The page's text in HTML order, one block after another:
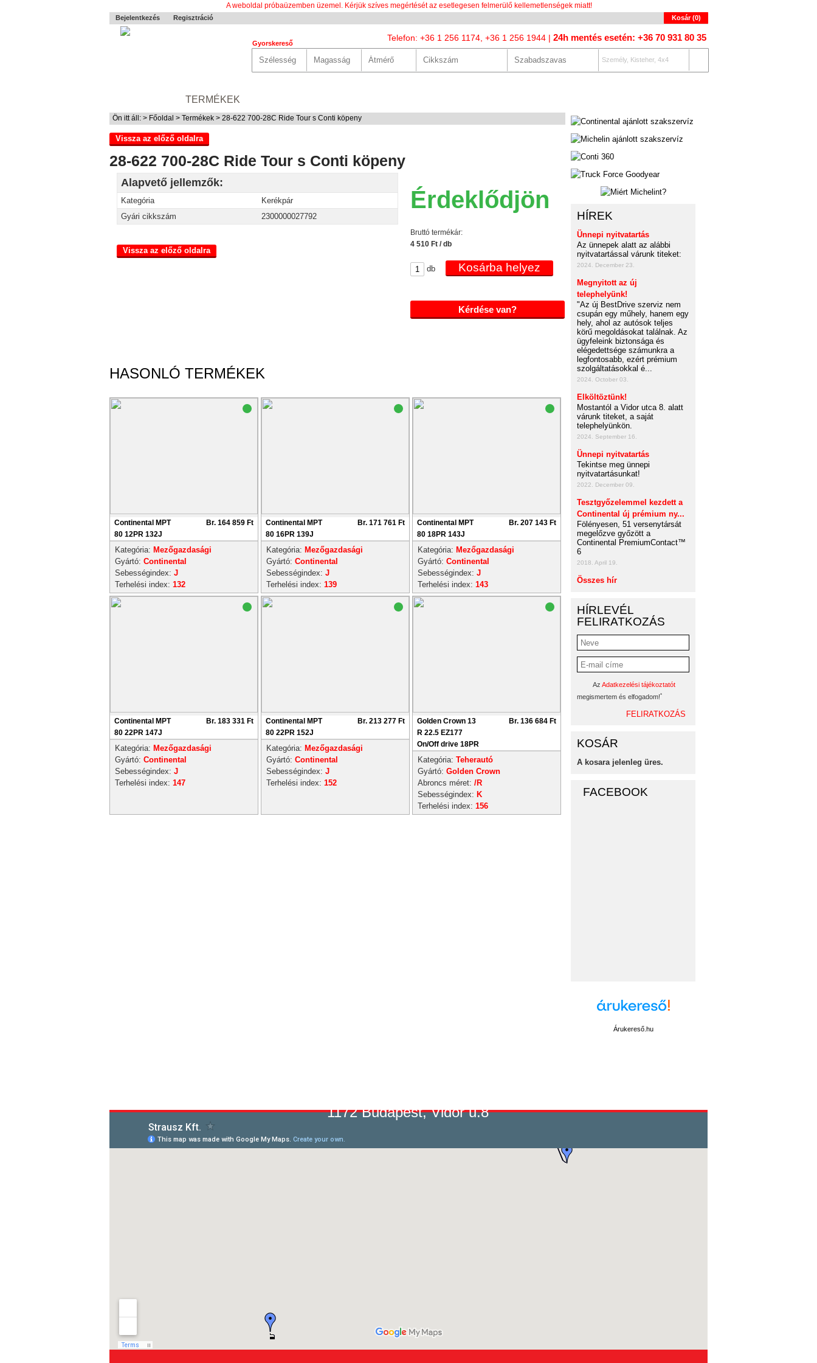
A weboldal próbaüzemben üzemel. Kérjük szíves megértését az esetlegesen felmerülő kellemetlenségek miatt!
Bejelentkezés Regisztráció Kosár (0)
Telefon: +36 1 256 1174, +36 1 256 1944 | 24h mentés esetén: +36 70 931 80 35
Gyorskereső
Személy, Kisteher, 4x4
TERMÉKEK
Ön itt áll: > Főoldal > Termékek > 28-622 700-28C Ride Tour s Conti köpeny
Vissza az előző oldalra
28-622 700-28C Ride Tour s Conti köpeny
Alapvető jellemzők:
Kategória
Kerékpár
Gyári cikkszám
2300000027792
Vissza az előző oldalra
Érdeklődjön
Bruttó termékár:
4 510 Ft / db
db
Kérdése van?
HASONLÓ TERMÉKEK
Continental MPT
80 12PR 132J
Br. 164 859 Ft
Kategória: Mezőgazdasági
Gyártó: Continental
Sebességindex: J
Terhelési index: 132
Continental MPT
80 16PR 139J
Br. 171 761 Ft
Kategória: Mezőgazdasági
Gyártó: Continental
Sebességindex: J
Terhelési index: 139
Continental MPT
80 18PR 143J
Br. 207 143 Ft
Kategória: Mezőgazdasági
Gyártó: Continental
Sebességindex: J
Terhelési index: 143
Continental MPT
80 22PR 147J
Br. 183 331 Ft
Kategória: Mezőgazdasági
Gyártó: Continental
Sebességindex: J
Terhelési index: 147
Continental MPT
80 22PR 152J
Br. 213 277 Ft
Kategória: Mezőgazdasági
Gyártó: Continental
Sebességindex: J
Terhelési index: 152
Golden Crown 13
R 22.5 EZ177
On/Off drive 18PR
Br. 136 684 Ft
Kategória: Teherautó
Gyártó: Golden Crown
Abroncs méret: /R
Sebességindex: K
Terhelési index: 156
HÍREK
Ünnepi nyitvatartás
Az ünnepek alatt az alábbi
nyitvatartással várunk titeket:
2024. December 23.
Megnyitott az új
telephelyünk!
"Az új BestDrive szerviz nem
csupán egy műhely, hanem egy
hely, ahol az autósok teljes
körű megoldásokat találnak. Az
ügyfeleink biztonsága és
elégedettsége számunkra a
legfontosabb, ezért prémium
szolgáltatásokkal é...
2024. October 03.
Elköltöztünk!
Mostantól a Vidor utca 8. alatt
várunk titeket, a saját
telephelyünkön.
2024. September 16.
Ünnepi nyitvatartás
Tekintse meg ünnepi
nyitvatartásunkat!
2022. December 09.
Tesztgyőzelemmel kezdett a
Continental új prémium ny...
Fölényesen, 51 versenytársát
megelőzve győzött a
Continental PremiumContact™
6
2018. April 19.
Összes hír
HÍRLEVÉL
FELIRATKOZÁS
Az Adatkezelési tájékoztatót
megismertem és elfogadom!*
KOSÁR
A kosara jelenleg üres.
FACEBOOK
Árukereső.hu
1172 Budapest, Vidor u.8